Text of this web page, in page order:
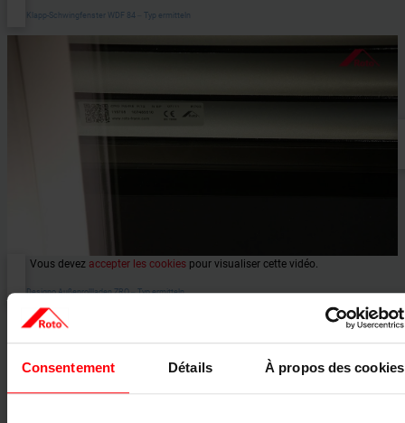
Consentement Détails À propos des cookies
Roto Klapp-Schwingfenster WDF 84 ‒ Typ ermitteln
Vous devez accepter les cookies pour visualiser cette vidéo.
Roto Designo Außenrollladen ZRO ‒ Typ ermitteln